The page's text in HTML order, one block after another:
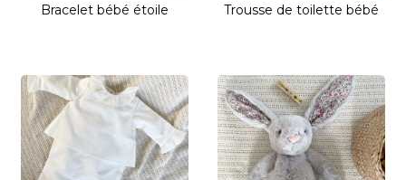
Bracelet bébé étoile Trousse de toilette bébé